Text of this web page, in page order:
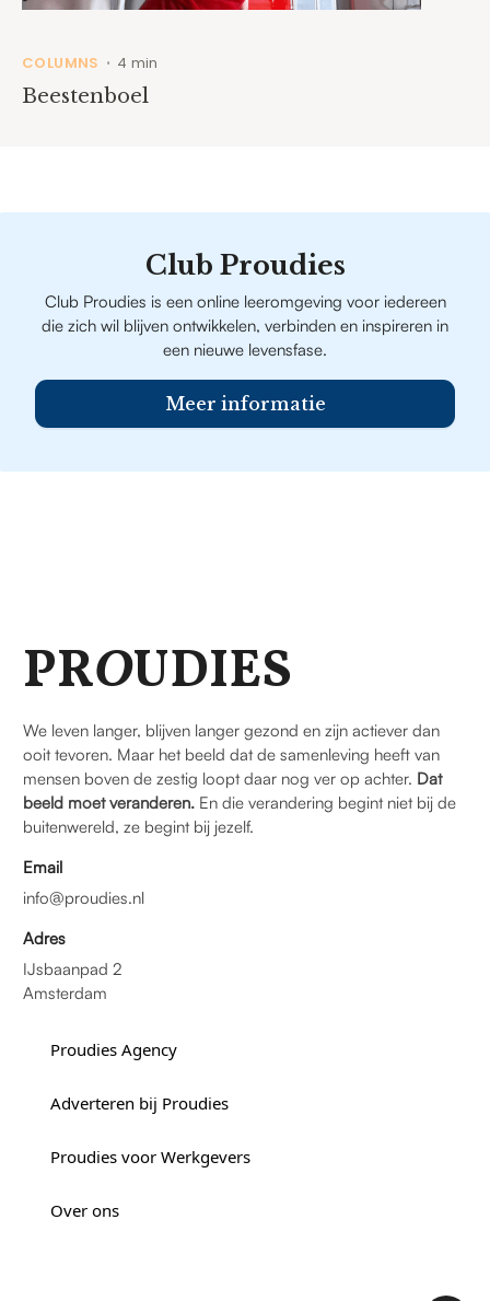
COLUMNS • 4 min
Beestenboel
Club Proudies
Club Proudies is een online leeromgeving voor iedereen
die zich wil blijven ontwikkelen, verbinden en inspireren in
een nieuwe levensfase.
Meer informatie
PROUDIES
We leven langer, blijven langer gezond en zijn actiever dan
ooit tevoren. Maar het beeld dat de samenleving heeft van
mensen boven de zestig loopt daar nog ver op achter. Dat
beeld moet veranderen. En die verandering begint niet bij de
buitenwereld, ze begint bij jezelf.
Email
info@proudies.nl
Adres
IJsbaanpad 2
Amsterdam
Proudies Agency
Adverteren bij Proudies
Proudies voor Werkgevers
Over ons